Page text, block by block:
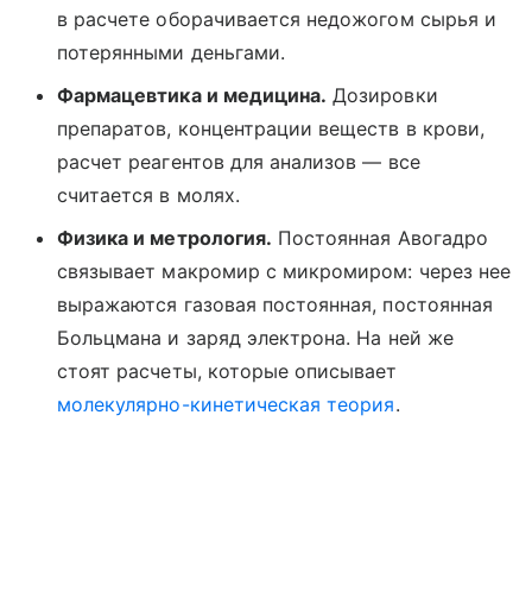
в расчете оборачивается недожогом сырья и
потерянными деньгами.
Фармацевтика и медицина. Дозировки
препаратов, концентрации веществ в крови,
расчет реагентов для анализов — все
считается в молях.
Физика и метрология. Постоянная Авогадро
связывает макромир с микромиром: через нее
выражаются газовая постоянная, постоянная
Больцмана и заряд электрона. На ней же
стоят расчеты, которые описывает
молекулярно-кинетическая теория.